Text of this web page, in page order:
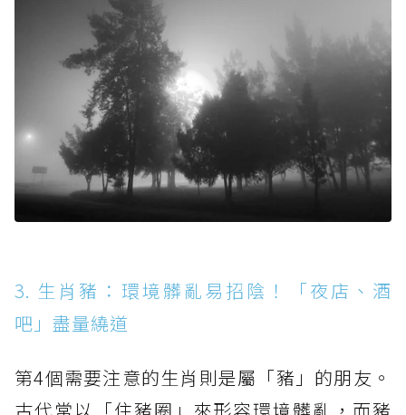
3. 生肖豬：環境髒亂易招陰！「夜店、酒
吧」盡量繞道
第4個需要注意的生肖則是屬「豬」的朋友。
古代常以「住豬圈」來形容環境髒亂，而豬